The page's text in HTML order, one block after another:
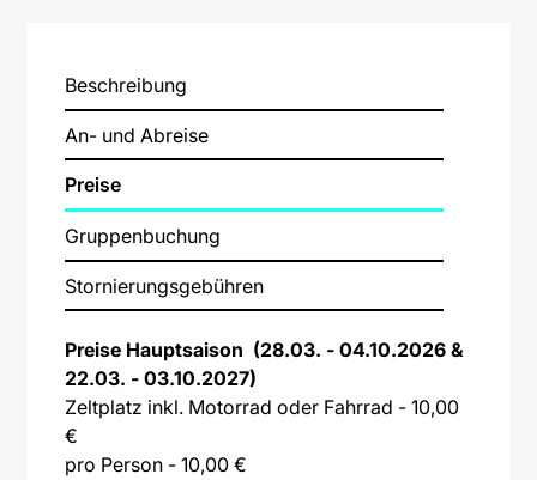
Beschreibung
An- und Abreise
Preise
Gruppenbuchung
Stornierungsgebühren
Preise Hauptsaison (28.03. - 04.10.2026 &
22.03. - 03.10.2027)
Zeltplatz inkl. Motorrad oder Fahrrad - 10,00
€
pro Person - 10,00 €